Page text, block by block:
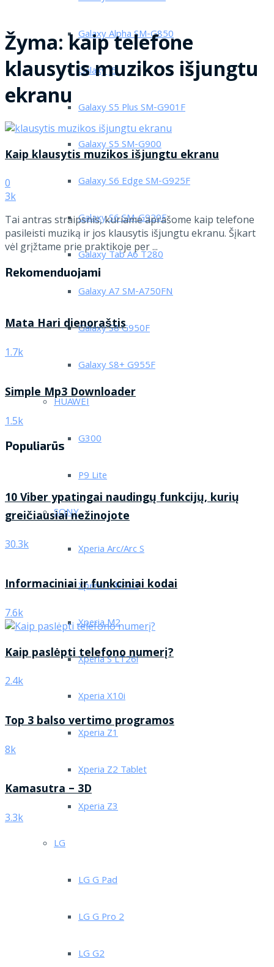
Galaxy Alpha SM-G850
Galaxy J5
Galaxy S5 Plus SM-G901F
Galaxy S5 SM-G900
Galaxy S6 Edge SM-G925F
Galaxy S6 SM-G920F
Galaxy Tab A6 T280
Galaxy A7 SM-A750FN
Galaxy S8 G950F
Galaxy S8+ G955F
HUAWEI
G300
P9 Lite
SONY
Xperia Arc/Arc S
Xperia E4/E4G
Xperia M2
Xperia S LT26i
Xperia X10i
Xperia Z1
Xperia Z2 Tablet
Xperia Z3
LG
LG G Pad
LG G Pro 2
LG G2
Žyma:kaip telefone
klausytis muzikos išjungtu
ekranu
Kaip klausytis muzikos išjungtu ekranu
0
3k
Tai antras straipsnis, kuriame aprašome kaip telefone
pasileisti muziką ir jos klausytis išjungtu ekranu. Šįkart
vėl grįžtame prie praktikoje per ...
Rekomenduojami
Mata Hari dienoraštis
1.7k
Simple Mp3 Downloader
1.5k
Populiarūs
10 Viber ypatingai naudingų funkcijų, kurių
greičiausiai nežinojote
30.3k
Informaciniai ir funkciniai kodai
7.6k
Kaip paslėpti telefono numerį?
2.4k
Top 3 balso vertimo programos
8k
Kamasutra – 3D
3.3k